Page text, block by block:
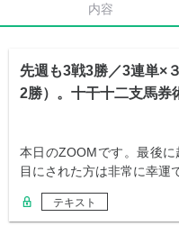
内容
先週も3戦3勝／3連単×
2勝）。十干十二支馬券
本日のZOOMです。最後
目にされた方は非常に幸運
テキスト